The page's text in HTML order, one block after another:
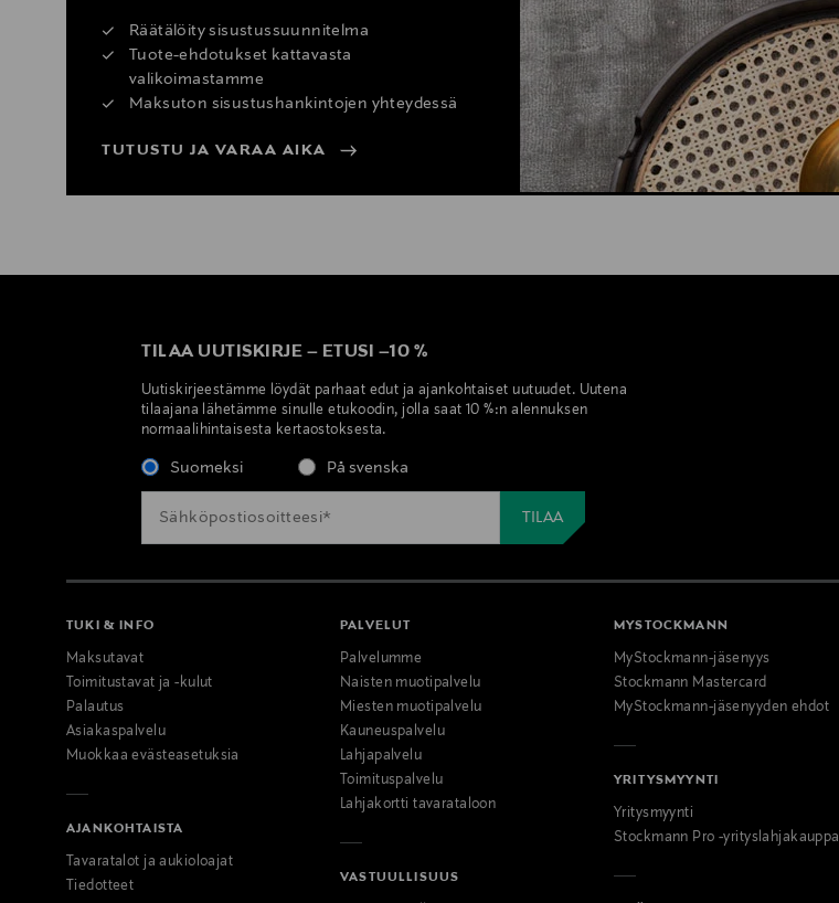
Räätälöity sisustussuunnitelma
Tuote-ehdotukset kattavasta
valikoimastamme
Maksuton sisustushankintojen yhteydessä
TUTUSTU JA VARAA AIKA
TILAA UUTISKIRJE – ETUSI –10 %
Uutiskirjeestämme löydät parhaat edut ja ajankohtaiset uutuudet. Uutena
tilaajana lähetämme sinulle etukoodin, jolla saat 10 %:n alennuksen
normaalihintaisesta kertaostoksesta.
Suomeksi På svenska
TUKI & INFO
Maksutavat
Toimitustavat ja -kulut
Palautus
Asiakaspalvelu
Muokkaa evästeasetuksia
AJANKOHTAISTA
Tavaratalot ja aukioloajat
Tiedotteet
PALVELUT
Palvelumme
Naisten muotipalvelu
Miesten muotipalvelu
Kauneuspalvelu
Lahjapalvelu
Toimituspalvelu
Lahjakortti tavarataloon
VASTUULLISUUS
MYSTOCKMANN
MyStockmann-jäsenyys
Stockmann Mastercard
MyStockmann-jäsenyyden ehdot
YRITYSMYYNTI
Yritysmyynti
Stockmann Pro -yrityslahjakauppa